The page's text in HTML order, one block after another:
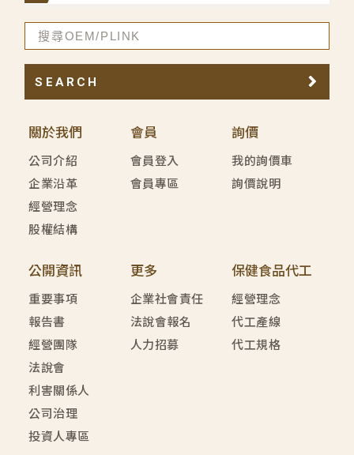
關於我們
公司介紹
企業沿革
經營理念
股權結構
會員
會員登入
會員專區
詢價
我的詢價車
詢價說明
公開資訊
重要事項
報告書
經營團隊
法說會
利害關係人
公司治理
投資人專區
更多
企業社會責任
法說會報名
人力招募
保健食品代工
經營理念
代工產線
代工規格
SEARCH